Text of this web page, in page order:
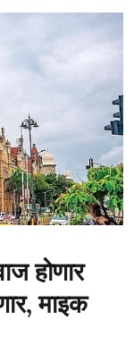
होणार
माइक